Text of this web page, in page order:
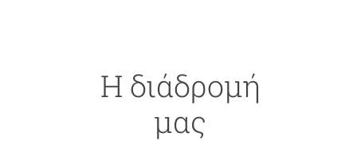
Η διάδρομή
μας